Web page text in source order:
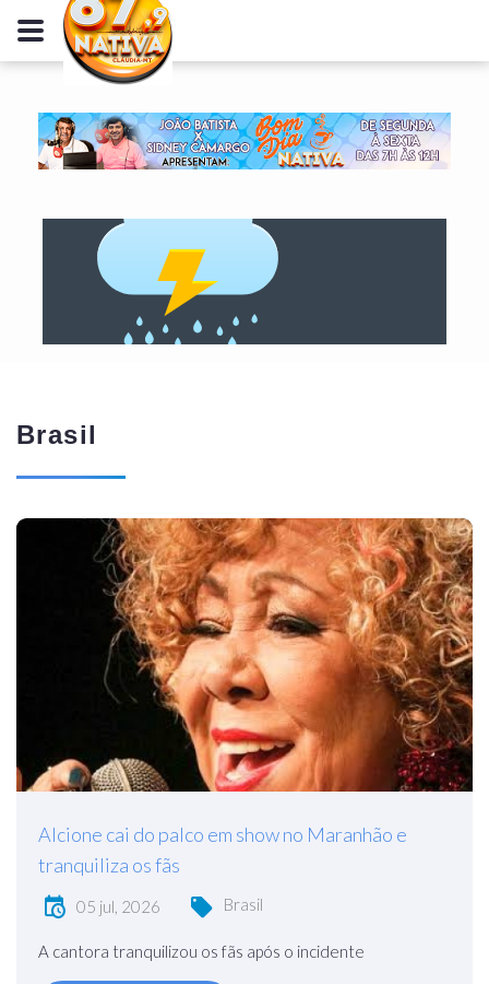
Brasil
Alcione cai do palco em show no Maranhão e
tranquiliza os fãs
05 jul, 2026 Brasil
A cantora tranquilizou os fãs após o incidente